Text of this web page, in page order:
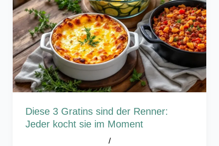
Diese 3 Gratins sind der Renner:
Jeder kocht sie im Moment
/